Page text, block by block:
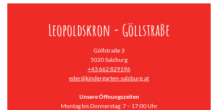
Leopoldskron - Göllstraße
Göllstraße 3
5020 Salzburg
+43 662 829196
eder@kindergarten-salzburg.at
Unsere Öffnungszeiten
Montag bis Donnerstag: 7 – 17:00 Uhr